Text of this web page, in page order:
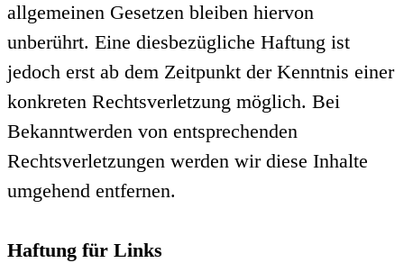
allgemeinen Gesetzen bleiben hiervon
unberührt. Eine diesbezügliche Haftung ist
jedoch erst ab dem Zeitpunkt der Kenntnis einer
konkreten Rechtsverletzung möglich. Bei
Bekanntwerden von entsprechenden
Rechtsverletzungen werden wir diese Inhalte
umgehend entfernen.
Haftung für Links